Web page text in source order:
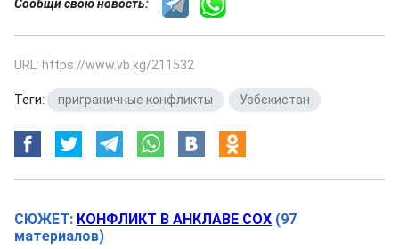
Сообщи свою новость:
URL: https://www.vb.kg/211532
Теги: приграничные конфликты Узбекистан
СЮЖЕТ: КОНФЛИКТ В АНКЛАВЕ СОХ (97
материалов)